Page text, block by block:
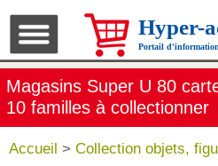
Hyper-
Portail
Magasins Super U 80
10 familles à collectionner
Accueil > Collection objets,